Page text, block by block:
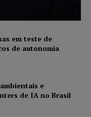
em teste de
de autonomia
e
de IA no Brasil